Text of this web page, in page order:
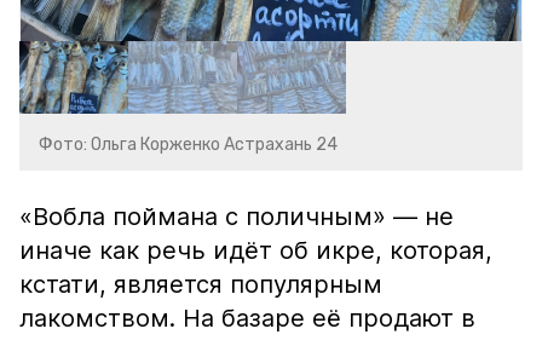
Фото: Ольга Корженко Астрахань 24
«Вобла поймана с поличным» — не
иначе как речь идёт об икре, которая,
кстати, является популярным
лакомством. На базаре её продают в